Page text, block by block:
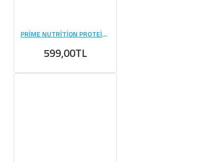
PRİME NUTRİTİON PROTEİN PANCAKE 750 GR
599,00TL